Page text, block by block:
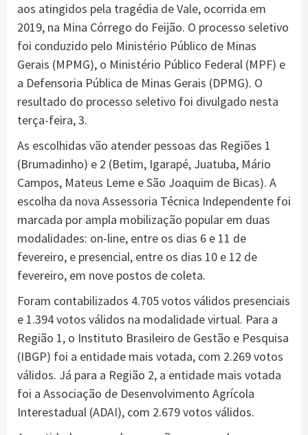
aos atingidos pela tragédia de Vale, ocorrida em
2019, na Mina Córrego do Feijão. O processo seletivo
foi conduzido pelo Ministério Público de Minas
Gerais (MPMG), o Ministério Público Federal (MPF) e
a Defensoria Pública de Minas Gerais (DPMG). O
resultado do processo seletivo foi divulgado nesta
terça-feira, 3.
As escolhidas vão atender pessoas das Regiões 1
(Brumadinho) e 2 (Betim, Igarapé, Juatuba, Mário
Campos, Mateus Leme e São Joaquim de Bicas). A
escolha da nova Assessoria Técnica Independente foi
marcada por ampla mobilização popular em duas
modalidades: on-line, entre os dias 6 e 11 de
fevereiro, e presencial, entre os dias 10 e 12 de
fevereiro, em nove postos de coleta.
Foram contabilizados 4.705 votos válidos presenciais
e 1.394 votos válidos na modalidade virtual. Para a
Região 1, o Instituto Brasileiro de Gestão e Pesquisa
(IBGP) foi a entidade mais votada, com 2.269 votos
válidos. Já para a Região 2, a entidade mais votada
foi a Associação de Desenvolvimento Agrícola
Interestadual (ADAI), com 2.679 votos válidos.